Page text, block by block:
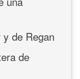
de Regan
de